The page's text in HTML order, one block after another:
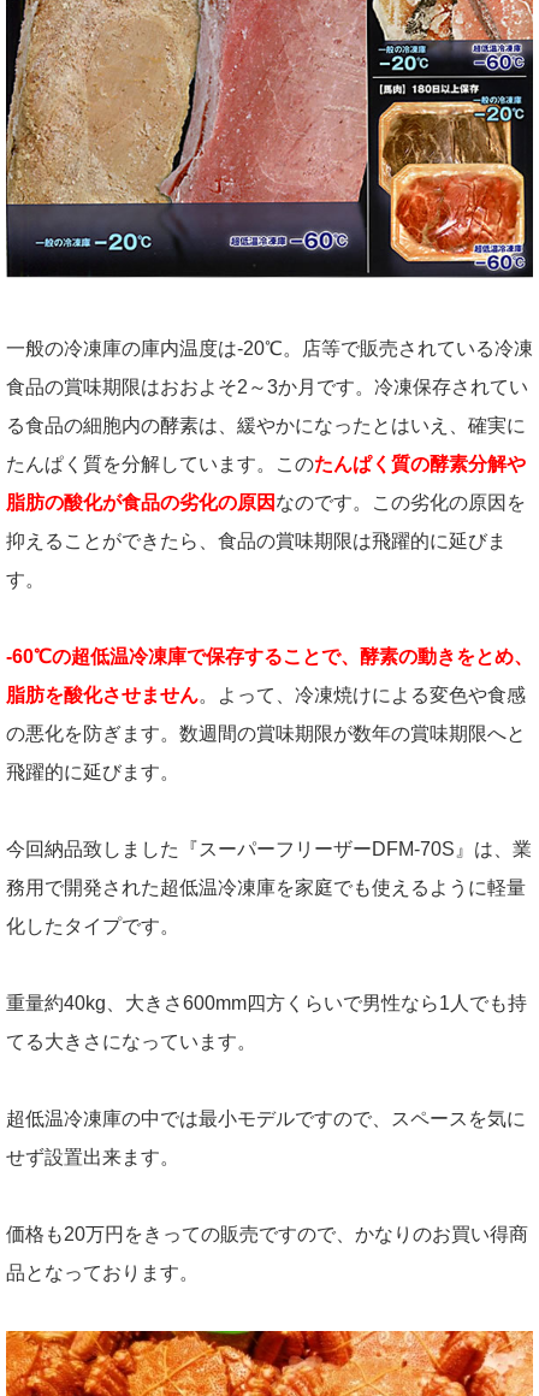
一般の冷凍庫の庫内温度は-20℃。店等で販売されている冷凍
食品の賞味期限はおおよそ2～3か月です。冷凍保存されてい
る食品の細胞内の酵素は、緩やかになったとはいえ、確実に
たんぱく質を分解しています。このたんぱく質の酵素分解や
脂肪の酸化が食品の劣化の原因 なのです。この劣化の原因を
抑えることができたら、食品の賞味期限は飛躍的に延びま
す。
-60℃の超低温冷凍庫で保存することで、酵素の動きをとめ、
脂肪を酸化させません。よって、冷凍焼けによる変色や食感
の悪化を防ぎます。数週間の賞味期限が数年の賞味期限へと
飛躍的に延びます。
今回納品致しました『スーパーフリーザーDFM-70S』は、業
務用で開発された超低温冷凍庫を家庭でも使えるように軽量
化したタイプです。
重量約40kg、大きさ600mm四方くらいで男性なら1人でも持
てる大きさになっています。
超低温冷凍庫の中では最小モデルですので、スペースを気に
せず設置出来ます。
価格も20万円をきっての販売ですので、かなりのお買い得商
品となっております。